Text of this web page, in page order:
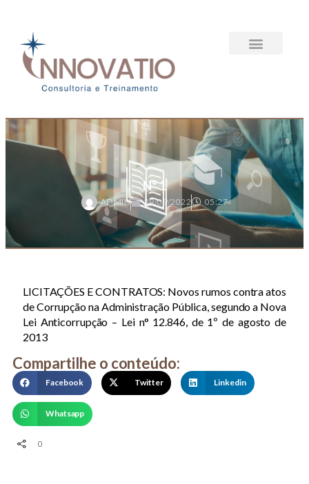
N° 1
ADMIN 29/09/2022 05:27
LICITAÇÕES E CONTRATOS: Novos rumos contra atos
de Corrupção na Administração Pública, segundo a Nova
Lei Anticorrupção – Lei n° 12.846, de 1º de agosto de
2013
Compartilhe o conteúdo:
Facebook Twitter Linkedin
Whatsapp
0